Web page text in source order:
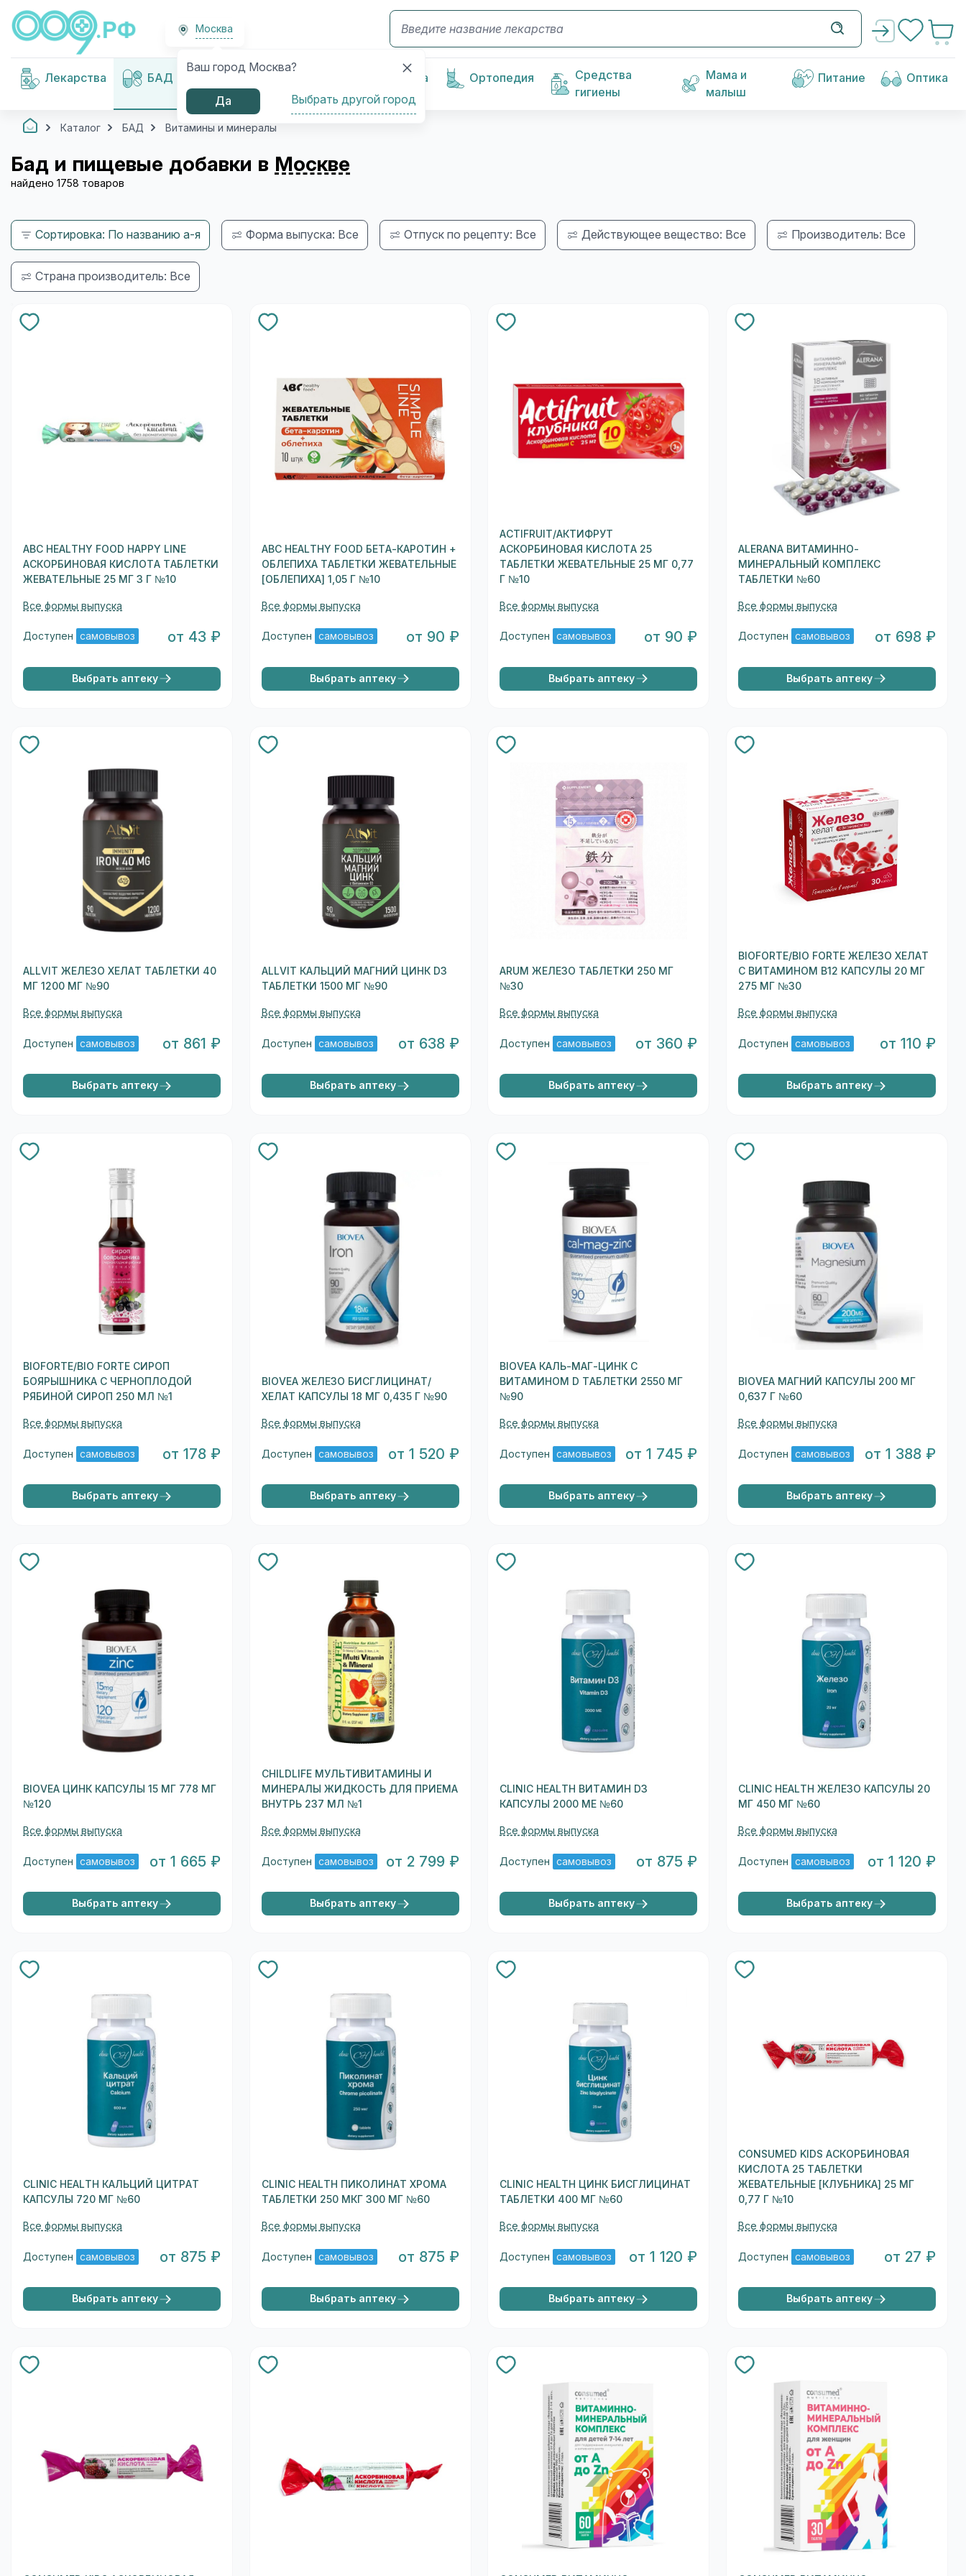
Москва
Ваш город Москва?
Да Выбрать другой город
Лекарства БАД
Медицинские
изделия
Косметика Ортопедия
Средства
гигиены
Мама и
малыш
Питание Оптика
Каталог БАД Витамины и минералы
Бад и пищевые добавки в Москве
найдено 1758 товаров
Сортировка: По названию а-я Форма выпуска: Все Отпуск по рецепту: Все Действующее вещество: Все Производитель: Все
Страна производитель: Все
ABC HEALTHY FOOD HAPPY LINE
АСКОРБИНОВАЯ КИСЛОТА ТАБЛЕТКИ
ЖЕВАТЕЛЬНЫЕ 25 МГ 3 Г №10
Все формы выпуска
Доступен самовывоз от 43 ₽
Выбрать аптеку
ABC HEALTHY FOOD БЕТА-КАРОТИН +
ОБЛЕПИХА ТАБЛЕТКИ ЖЕВАТЕЛЬНЫЕ
[ОБЛЕПИХА] 1,05 Г №10
Все формы выпуска
Доступен самовывоз от 90 ₽
Выбрать аптеку
ACTIFRUIT/АКТИФРУТ
АСКОРБИНОВАЯ КИСЛОТА 25
ТАБЛЕТКИ ЖЕВАТЕЛЬНЫЕ 25 МГ 0,77
Г №10
Все формы выпуска
Доступен самовывоз от 90 ₽
Выбрать аптеку
ALERANA ВИТАМИННО-
МИНЕРАЛЬНЫЙ КОМПЛЕКС
ТАБЛЕТКИ №60
Все формы выпуска
Доступен самовывоз от 698 ₽
Выбрать аптеку
ALLVIT ЖЕЛЕЗО ХЕЛАТ ТАБЛЕТКИ 40
МГ 1200 МГ №90
Все формы выпуска
Доступен самовывоз от 861 ₽
Выбрать аптеку
ALLVIT КАЛЬЦИЙ МАГНИЙ ЦИНК D3
ТАБЛЕТКИ 1500 МГ №90
Все формы выпуска
Доступен самовывоз от 638 ₽
Выбрать аптеку
ARUM ЖЕЛЕЗО ТАБЛЕТКИ 250 МГ
№30
Все формы выпуска
Доступен самовывоз от 360 ₽
Выбрать аптеку
BIOFORTE/BIO FORTE ЖЕЛЕЗО ХЕЛАТ
С ВИТАМИНОМ B12 КАПСУЛЫ 20 МГ
275 МГ №30
Все формы выпуска
Доступен самовывоз от 110 ₽
Выбрать аптеку
BIOFORTE/BIO FORTE СИРОП
БОЯРЫШНИКА С ЧЕРНОПЛОДОЙ
РЯБИНОЙ СИРОП 250 МЛ №1
Все формы выпуска
Доступен самовывоз от 178 ₽
Выбрать аптеку
BIOVEA ЖЕЛЕЗО БИСГЛИЦИНАТ/
ХЕЛАТ КАПСУЛЫ 18 МГ 0,435 Г №90
Все формы выпуска
Доступен самовывоз от 1 520 ₽
Выбрать аптеку
BIOVEA КАЛЬ-МАГ-ЦИНК С
ВИТАМИНОМ D ТАБЛЕТКИ 2550 МГ
№90
Все формы выпуска
Доступен самовывоз от 1 745 ₽
Выбрать аптеку
BIOVEA МАГНИЙ КАПСУЛЫ 200 МГ
0,637 Г №60
Все формы выпуска
Доступен самовывоз от 1 388 ₽
Выбрать аптеку
BIOVEA ЦИНК КАПСУЛЫ 15 МГ 778 МГ
№120
Все формы выпуска
Доступен самовывоз от 1 665 ₽
Выбрать аптеку
CHILDLIFE МУЛЬТИВИТАМИНЫ И
МИНЕРАЛЫ ЖИДКОСТЬ ДЛЯ ПРИЕМА
ВНУТРЬ 237 МЛ №1
Все формы выпуска
Доступен самовывоз от 2 799 ₽
Выбрать аптеку
CLINIC HEALTH ВИТАМИН D3
КАПСУЛЫ 2000 МЕ №60
Все формы выпуска
Доступен самовывоз от 875 ₽
Выбрать аптеку
CLINIC HEALTH ЖЕЛЕЗО КАПСУЛЫ 20
МГ 450 МГ №60
Все формы выпуска
Доступен самовывоз от 1 120 ₽
Выбрать аптеку
CLINIC HEALTH КАЛЬЦИЙ ЦИТРАТ
КАПСУЛЫ 720 МГ №60
Все формы выпуска
Доступен самовывоз от 875 ₽
Выбрать аптеку
CLINIC HEALTH ПИКОЛИНАТ ХРОМА
ТАБЛЕТКИ 250 МКГ 300 МГ №60
Все формы выпуска
Доступен самовывоз от 875 ₽
Выбрать аптеку
CLINIC HEALTH ЦИНК БИСГЛИЦИНАТ
ТАБЛЕТКИ 400 МГ №60
Все формы выпуска
Доступен самовывоз от 1 120 ₽
Выбрать аптеку
CONSUMED KIDS АСКОРБИНОВАЯ
КИСЛОТА 25 ТАБЛЕТКИ
ЖЕВАТЕЛЬНЫЕ [КЛУБНИКА] 25 МГ
0,77 Г №10
Все формы выпуска
Доступен самовывоз от 27 ₽
Выбрать аптеку